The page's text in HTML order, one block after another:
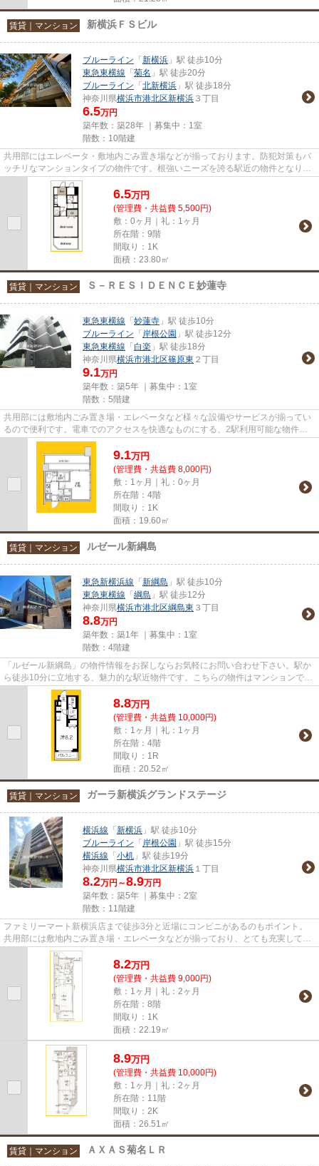
賃貸｜マンション 新横浜ＦＳビル
ブルーライン 「 新横浜 」駅 徒歩10分
東急東横線 「 菊名 」駅 徒歩20分
ブルーライン 「 北新横浜 」駅 徒歩18分
神奈川県横浜市港北区新横浜 ３丁目
6.5万円
築年数：築28年 ｜募集中： 1室
階数：10階建
共用部にはエレベータ・敷地内ごみ置き場などが揃っております。防犯対策もバ
ッチリなマンションタイプの物件です。根強いニーズを誇る駅近の物件となり、
徒歩10分に駅があります。ATM...
6.5万円
(管理費・共益費 5,500円)
敷：0ヶ月｜礼：1ヶ月
所在階：9階
間取り：1K
面積：23.80㎡
賃貸｜マンション Ｓ－ＲＥＳＩＤＥＮＣＥ妙蓮寺
東急東横線 「 妙蓮寺 」駅 徒歩10分
ブルーライン 「 岸根公園 」駅 徒歩12分
東急東横線 「 白楽 」駅 徒歩18分
神奈川県横浜市港北区篠原東 ２丁目
9.1万円
築年数：築5年 ｜募集中： 1室
階数：5階建
共用部には敷地内ごみ置き場・エレベータなど様々な設備やサービスが揃ってい
るので便利です。電車でのアクセスを快適なものにする、2駅利用可能な物件で
す。防犯対策もバッチリなマン...
9.1万円
(管理費・共益費 8,000円)
敷：1ヶ月｜礼：0ヶ月
所在階：4階
間取り：1K
面積：19.60㎡
賃貸｜マンション ルゼール新綱島
東急新横浜線 「 新綱島 」駅 徒歩10分
東急東横線 「 綱島 」駅 徒歩12分
神奈川県横浜市港北区綱島東 ３丁目
8.8万円
築年数：築1年 ｜募集中： 1室
階数：4階建
「ルゼール新綱島」の物件情報をお探しならお気軽にお問い合わせ下さい。駅か
ら徒歩10分に立地する、魅力的な駅近物件です。こちらの物件はマンションで
す。お使いいただける駅は2駅あ...
8.8万円
(管理費・共益費 10,000円)
敷：1ヶ月｜礼：1ヶ月
所在階：4階
間取り：1R
面積：20.52㎡
賃貸｜マンション ガーラ新横浜グランドステージ
横浜線 「 新横浜 」駅 徒歩10分
ブルーライン 「 岸根公園 」駅 徒歩15分
横浜線 「 小机 」駅 徒歩19分
神奈川県横浜市港北区新横浜 １丁目
8.2万円～8.9万円
築年数：築5年 ｜募集中： 2室
階数：11階建
ファミリーマート新横浜店まで徒歩3分と近場にコンビニがあるのもポイント。
共用部には敷地内ごみ置き場・エレベータなどが揃っており、とても充実してい
ます。2021年築のコチラの物件...
8.2万円
(管理費・共益費 9,000円)
敷：1ヶ月｜礼：2ヶ月
所在階：8階
間取り：1K
面積：22.19㎡
8.9万円
(管理費・共益費 10,000円)
敷：1ヶ月｜礼：2ヶ月
所在階：11階
間取り：2K
面積：26.51㎡
賃貸｜マンション ＡＸＡＳ菊名ＬＲ